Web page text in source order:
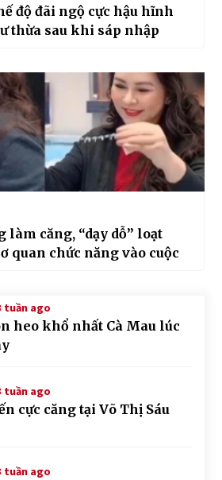
độ đãi ngộ cực hậu hĩnh
thừa sau khi sáp nhập
làm căng, “dạy dỗ” loạt
quan chức năng vào cuộc
tuần ago
heo khổ nhất Cà Mau lúc
tuần ago
cực căng tại Võ Thị Sáu
tuần ago